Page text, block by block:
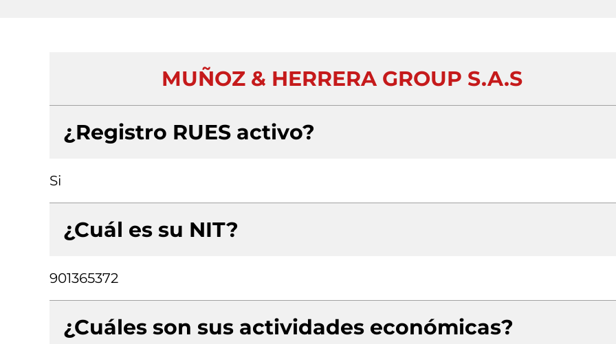
MUÑOZ & HERRERA GROUP S.A.S
¿Registro RUES activo?
Si
¿Cuál es su NIT?
901365372
¿Cuáles son sus actividades económicas?